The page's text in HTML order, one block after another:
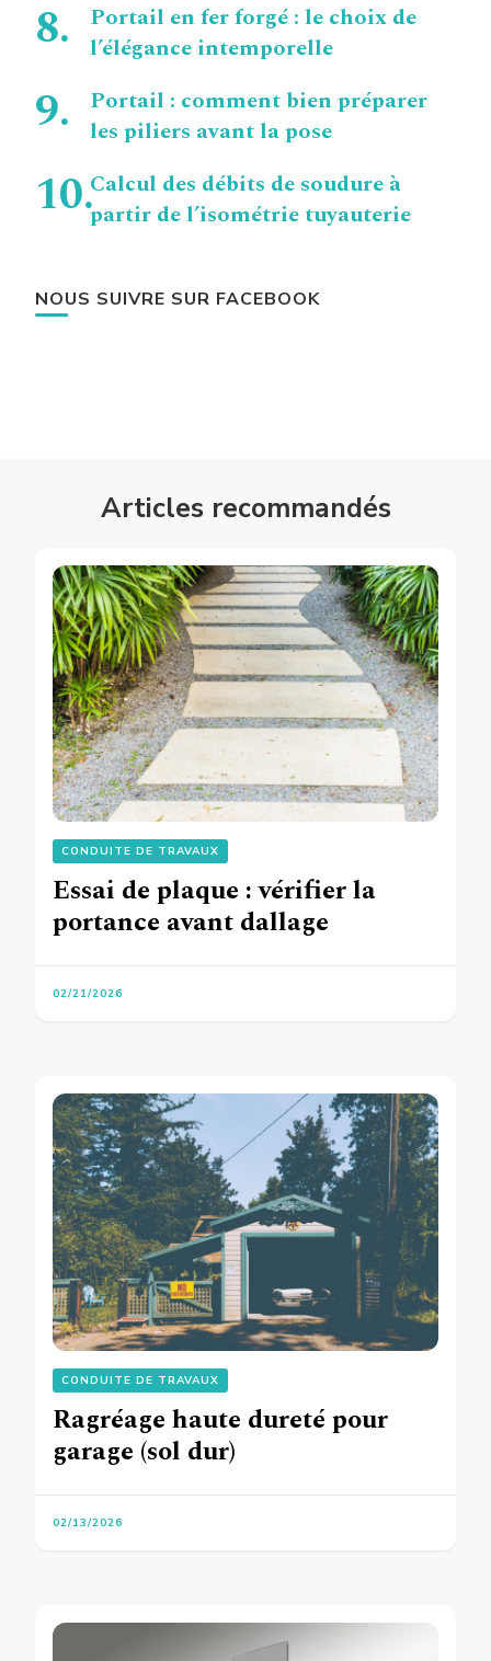
Portail en fer forgé : le choix de
l’élégance intemporelle
Portail : comment bien préparer
les piliers avant la pose
Calcul des débits de soudure à
partir de l’isométrie tuyauterie
NOUS SUIVRE SUR FACEBOOK
Articles recommandés
CONDUITE DE TRAVAUX
Essai de plaque : vérifier la
portance avant dallage
02/21/2026
CONDUITE DE TRAVAUX
Ragréage haute dureté pour
garage (sol dur)
02/13/2026